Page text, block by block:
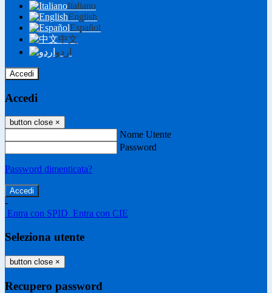
Italiano
English
Español
中文
اردو
Accedi
Accedi
button close ×
Nome Utente
Password
Password dimenticata?
-
Entra con SPID Entra con CIE
Seleziona utente
button close ×
Recupero password